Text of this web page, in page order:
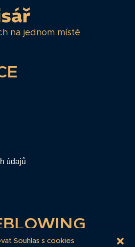
Souhlas s cookies
na jednom místě
údajů
k anonymnímu zaslání